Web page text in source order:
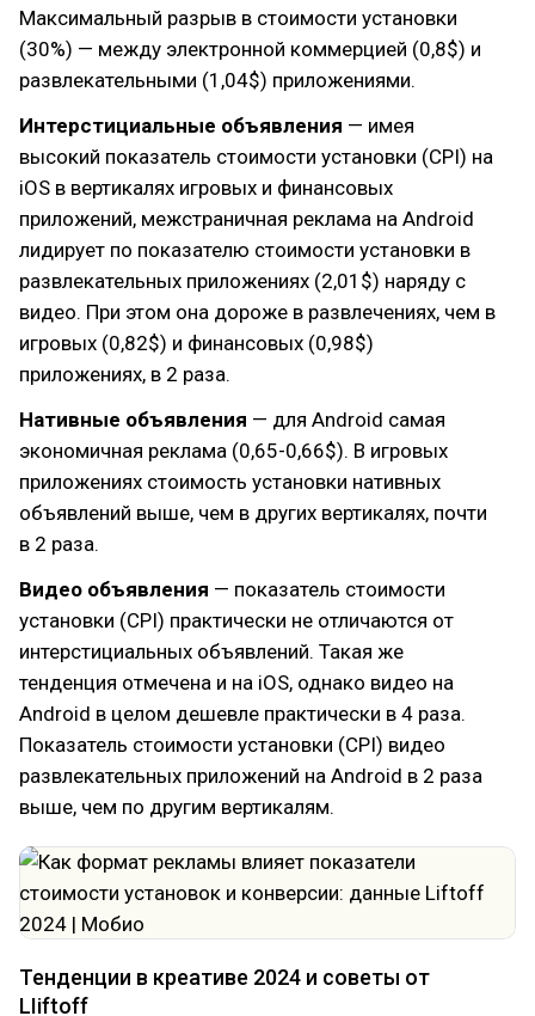
Максимальный разрыв в стоимости установки
(30%) — между электронной коммерцией (0,8$) и
развлекательными (1,04$) приложениями.
Интерстициальные объявления — имея
высокий показатель стоимости установки (CPI) на
iOS в вертикалях игровых и финансовых
приложений, межстраничная реклама на Android
лидирует по показателю стоимости установки в
развлекательных приложениях (2,01$) наряду с
видео. При этом она дороже в развлечениях, чем в
игровых (0,82$) и финансовых (0,98$)
приложениях, в 2 раза.
Нативные объявления — для Android самая
экономичная реклама (0,65-0,66$). В игровых
приложениях стоимость установки нативных
объявлений выше, чем в других вертикалях, почти
в 2 раза.
Видео объявления — показатель стоимости
установки (CPI) практически не отличаются от
интерстициальных объявлений. Такая же
тенденция отмечена и на iOS, однако видео на
Android в целом дешевле практически в 4 раза.
Показатель стоимости установки (CPI) видео
развлекательных приложений на Android в 2 раза
выше, чем по другим вертикалям.
Тенденции в креативе 2024 и советы от
LIiftoff